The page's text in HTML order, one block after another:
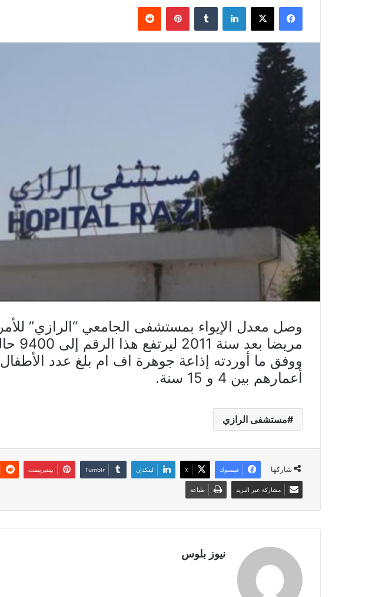
فيسبوك X لينكدإن بينتيريست
مريضا بعد سنة 2011 ليرتفع هذا الرقم إلى 9400 حالة خلال سنة 2019.
أعمارهم بين 4 و 15 سنة.
مستشفى الرازي
شاركها فيسبوك X لينكدإن بينتيريست
مشاركة عبر البريد طباعة
نيوز بلوس